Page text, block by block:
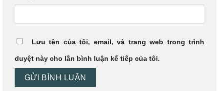
Lưu tên của tôi, email, và trang web trong trình
duyệt này cho lần bình luận kế tiếp của tôi.